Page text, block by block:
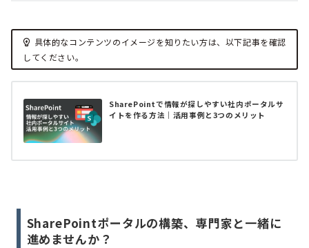
具体的なコンテンツのイメージを知りたい方は、以下記事を確認
してください。
SharePointで情報が探しやすい社内ポータルサ
イトを作る方法｜活用事例と3つのメリット
SharePointポータルの構築、専門家と一緒に
進めませんか？